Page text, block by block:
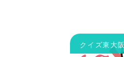
クイズ東大阪